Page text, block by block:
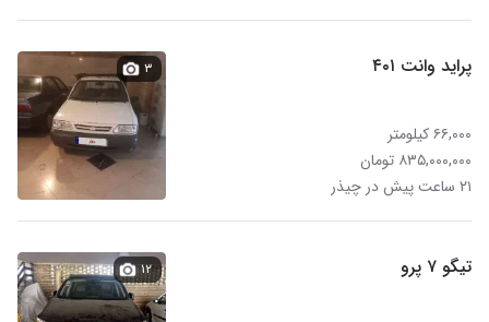
پراید وانت ۴۰۱
۶۶,۰۰۰ کیلومتر
۸۳۵,۰۰۰,۰۰۰ تومان
۲۱ ساعت پیش در چیذر
۳
تیگو ۷ پرو ۱۲